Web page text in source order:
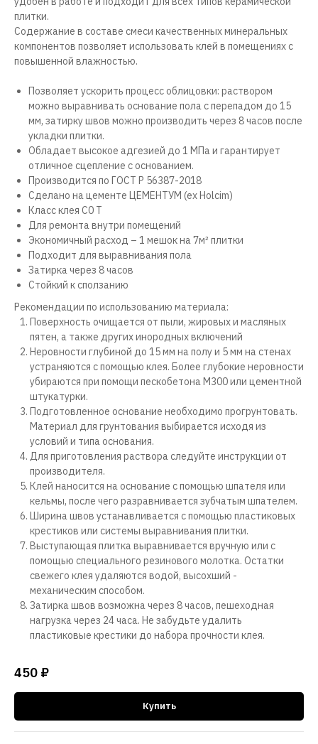
плитки.
Содержание в составе смеси качественных минеральных
компонентов позволяет использовать клей в помещениях с
повышенной влажностью.
Позволяет ускорить процесс облицовки: раствором
можно выравнивать основание пола с перепадом до 15
мм, затирку швов можно производить через 8 часов после
укладки плитки.
Обладает высокое адгезией до 1 МПа и гарантирует
отличное сцепление с основанием.
Производится по ГОСТ Р 56387-2018
Сделано на цементе ЦЕМЕНТУМ (ex Holcim)
Класс клея С0 Т
Для ремонта внутри помещений
Экономичный расход – 1 мешок на 7м² плитки
Подходит для выравнивания пола
Затирка через 8 часов
Стойкий к сползанию
Рекомендации по использованию материала:
Поверхность очищается от пыли, жировых и масляных
пятен, а также других инородных включений
Неровности глубиной до 15 мм на полу и 5 мм на стенах
устраняются с помощью клея. Более глубокие неровности
убираются при помощи пескобетона М300 или цементной
штукатурки.
Подготовленное основание необходимо прогрунтовать.
Материал для грунтования выбирается исходя из
условий и типа основания.
Для приготовления раствора следуйте инструкции от
производителя.
Клей наносится на основание с помощью шпателя или
кельмы, после чего разравнивается зубчатым шпателем.
Ширина швов устанавливается с помощью пластиковых
крестиков или системы выравнивания плитки.
Выступающая плитка выравнивается вручную или c
помощью специального резинового молотка. Остатки
свежего клея удаляются водой, высохший -
механическим способом.
Затирка швов возможна через 8 часов, пешеходная
нагрузка через 24 часа. Не забудьте удалить
пластиковые крестики до набора прочности клея.
450 ₽
Купить